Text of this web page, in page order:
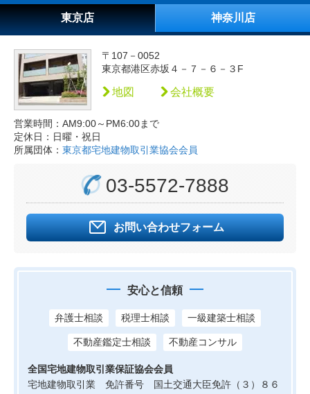
東京店 神奈川店
〒107－0052
東京都港区赤坂４－７－６－３F
地図 会社概要
営業時間：AM9:00～PM6:00まで
定休日：日曜・祝日
所属団体： 東京都宅地建物取引業協会会員
03-5572-7888
お問い合わせフォーム
安心と信頼
弁護士相談 税理士相談 一級建築士相談
不動産鑑定士相談 不動産コンサル
全国宅地建物取引業保証協会会員
宅地建物取引業 免許番号 国土交通大臣免許（３）８６